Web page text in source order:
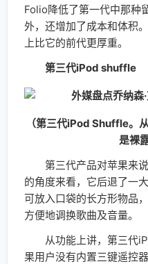
Folio降低了第一代中那种
外，还增加了成本和体积
上比它的前代更厚重。
第三代iPod shuffle
（第三代iPod Shuffle。
是裸
第三代产品对苹果来说
的角度来看，它后退了一
可放入口袋的长方形物品
方便地调换歌曲及音量。
从功能上讲，第三代
果用户没有内置三键遥控